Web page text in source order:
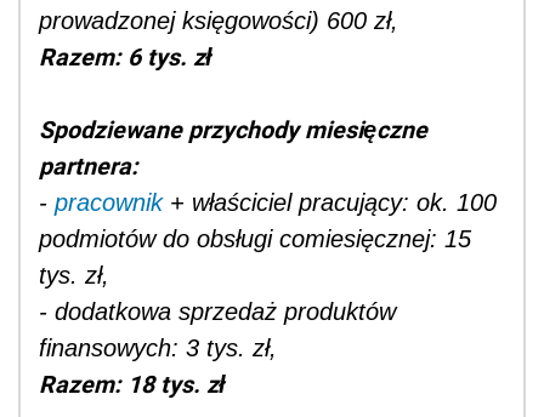
prowadzonej księgowości) 600 zł,
Razem: 6 tys. zł
Spodziewane przychody miesięczne
partnera:
- pracownik+ właściciel pracujący: ok. 100
podmiotów do obsługi comiesięcznej: 15
tys. zł,
- dodatkowa sprzedaż produktów
finansowych: 3 tys. zł,
Razem: 18 tys. zł